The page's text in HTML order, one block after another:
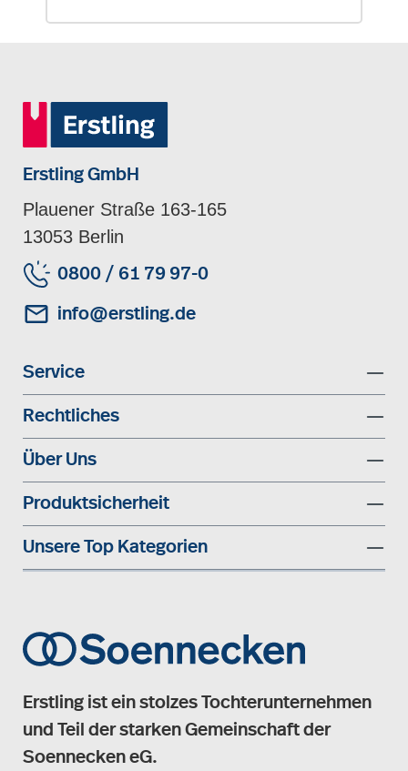
Erstling GmbH
Plauener Straße 163-165
13053 Berlin
0800 / 61 79 97-0
info@erstling.de
Service
Rechtliches
Über Uns
Produktsicherheit
Unsere Top Kategorien
Erstling ist ein stolzes Tochterunternehmen
und Teil der starken Gemeinschaft der
Soennecken eG.